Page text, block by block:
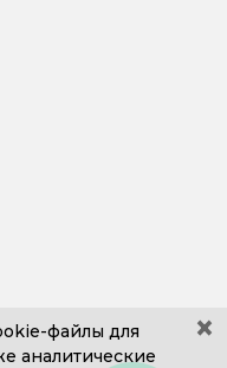
×
файлы для
аналитические